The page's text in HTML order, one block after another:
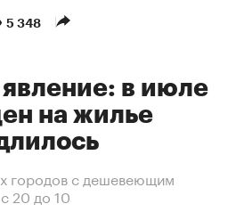
5 348
в июле
на жилье
городов с дешевеющим
20 до 10